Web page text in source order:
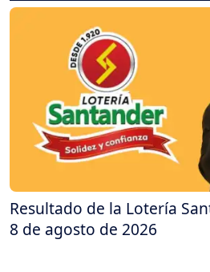
Resultado de la Lotería
8 de agosto de 2026